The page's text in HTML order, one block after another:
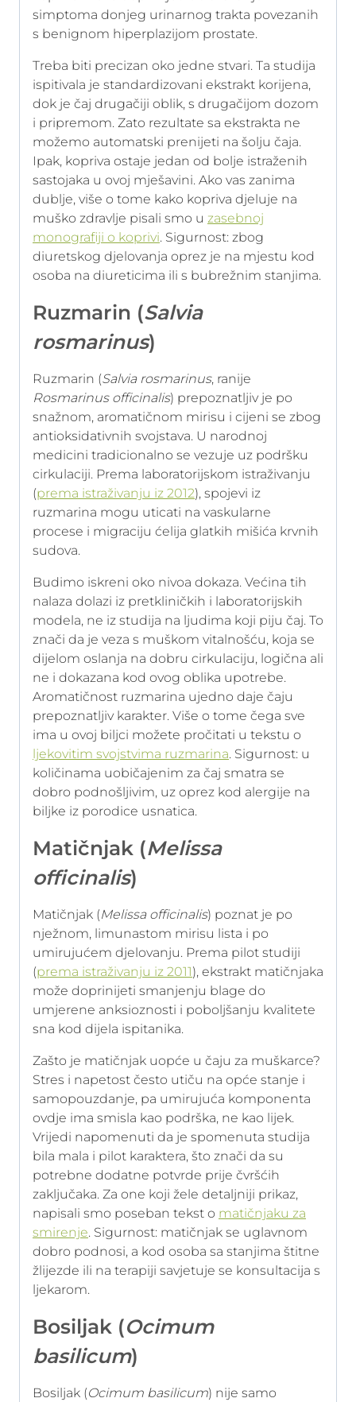
simptoma donjeg urinarnog trakta povezanih
s benignom hiperplazijom prostate.
Treba biti precizan oko jedne stvari. Ta studija
ispitivala je standardizovani ekstrakt korijena,
dok je čaj drugačiji oblik, s drugačijom dozom
i pripremom. Zato rezultate sa ekstrakta ne
možemo automatski prenijeti na šolju čaja.
Ipak, kopriva ostaje jedan od bolje istraženih
sastojaka u ovoj mješavini. Ako vas zanima
dublje, više o tome kako kopriva djeluje na
muško zdravlje pisali smo u zasebnoj
monografiji o koprivi. Sigurnost: zbog
diuretskog djelovanja oprez je na mjestu kod
osoba na diureticima ili s bubrežnim stanjima.
Ruzmarin (Salvia
rosmarinus)
Ruzmarin (Salvia rosmarinus, ranije
Rosmarinus officinalis) prepoznatljiv je po
snažnom, aromatičnom mirisu i cijeni se zbog
antioksidativnih svojstava. U narodnoj
medicini tradicionalno se vezuje uz podršku
cirkulaciji. Prema laboratorijskom istraživanju
(prema istraživanju iz 2012), spojevi iz
ruzmarina mogu uticati na vaskularne
procese i migraciju ćelija glatkih mišića krvnih
sudova.
Budimo iskreni oko nivoa dokaza. Većina tih
nalaza dolazi iz pretkliničkih i laboratorijskih
modela, ne iz studija na ljudima koji piju čaj. To
znači da je veza s muškom vitalnošću, koja se
dijelom oslanja na dobru cirkulaciju, logična ali
ne i dokazana kod ovog oblika upotrebe.
Aromatičnost ruzmarina ujedno daje čaju
prepoznatljiv karakter. Više o tome čega sve
ima u ovoj biljci možete pročitati u tekstu o
ljekovitim svojstvima ruzmarina. Sigurnost: u
količinama uobičajenim za čaj smatra se
dobro podnošljivim, uz oprez kod alergije na
biljke iz porodice usnatica.
Matičnjak (Melissa
officinalis)
Matičnjak (Melissa officinalis) poznat je po
nježnom, limunastom mirisu lista i po
umirujućem djelovanju. Prema pilot studiji
(prema istraživanju iz 2011), ekstrakt matičnjaka
može doprinijeti smanjenju blage do
umjerene anksioznosti i poboljšanju kvalitete
sna kod dijela ispitanika.
Zašto je matičnjak uopće u čaju za muškarce?
Stres i napetost često utiču na opće stanje i
samopouzdanje, pa umirujuća komponenta
ovdje ima smisla kao podrška, ne kao lijek.
Vrijedi napomenuti da je spomenuta studija
bila mala i pilot karaktera, što znači da su
potrebne dodatne potvrde prije čvršćih
zaključaka. Za one koji žele detaljniji prikaz,
napisali smo poseban tekst o matičnjaku za
smirenje. Sigurnost: matičnjak se uglavnom
dobro podnosi, a kod osoba sa stanjima štitne
žlijezde ili na terapiji savjetuje se konsultacija s
ljekarom.
Bosiljak (Ocimum
basilicum)
Bosiljak (Ocimum basilicum) nije samo